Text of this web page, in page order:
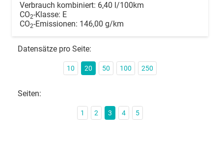
Verbrauch kombiniert: 6,40 l/100km
CO2-Klasse: E
CO2-Emissionen: 146,00 g/km
Datensätze pro Seite:
10 20 50 100 250
Seiten:
1 2 3 4 5